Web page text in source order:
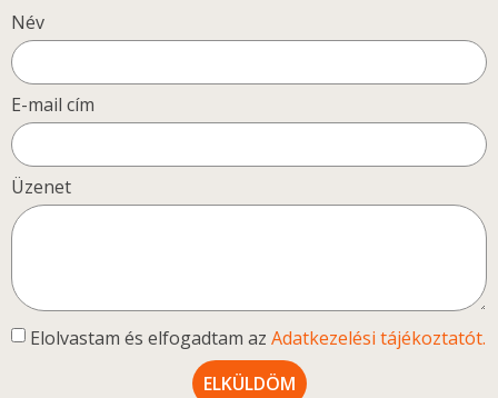
Név
E-mail cím
Üzenet
Elolvastam és elfogadtam az Adatkezelési tájékoztatót.
ELKÜLDÖM